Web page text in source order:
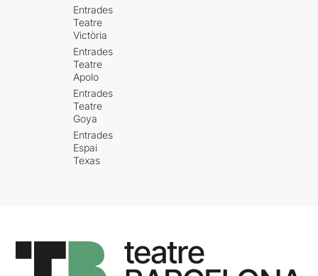
Entrades
Teatre
Victòria
Entrades
Teatre
Apolo
Entrades
Teatre
Goya
Entrades
Espai
Texas